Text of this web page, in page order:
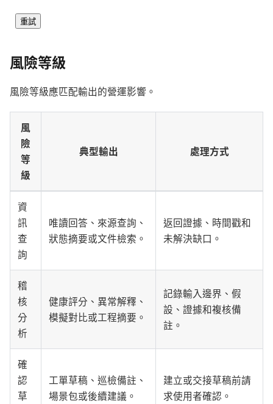
重試
風險等級
風險等級應匹配輸出的營運影響。
風
險
等
級
典型輸出 處理方式
資
訊
查
詢
唯讀回答、來源查詢、
狀態摘要或文件檢索。
返回證據、時間戳和
未解決缺口。
稽
核
分
析
健康評分、異常解釋、
模擬對比或工程摘要。
記錄輸入邊界、假
設、證據和複核備
註。
確
認
草
工單草稿、巡檢備註、
場景包或後續建議。
建立或交接草稿前請
求使用者確認。